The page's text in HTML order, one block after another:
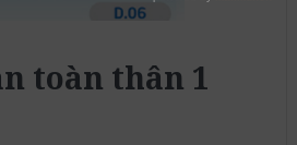
toàn thân 1